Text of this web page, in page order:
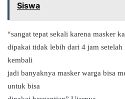
Siswa
“sangat tepat sekali karena masker
dipakai tidak lebih dari 4 jam
kembali
jadi banyaknya masker warga bisa
untuk bisa